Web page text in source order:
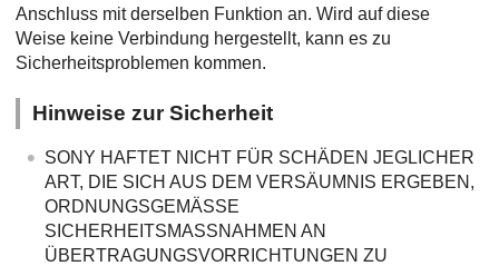
Anschluss mit derselben Funktion an. Wird auf diese
Weise keine Verbindung hergestellt, kann es zu
Sicherheitsproblemen kommen.
Hinweise zur Sicherheit
SONY HAFTET NICHT FÜR SCHÄDEN JEGLICHER
ART, DIE SICH AUS DEM VERSÄUMNIS ERGEBEN,
ORDNUNGSGEMÄSSE
SICHERHEITSMASSNAHMEN AN
ÜBERTRAGUNGSVORRICHTUNGEN ZU